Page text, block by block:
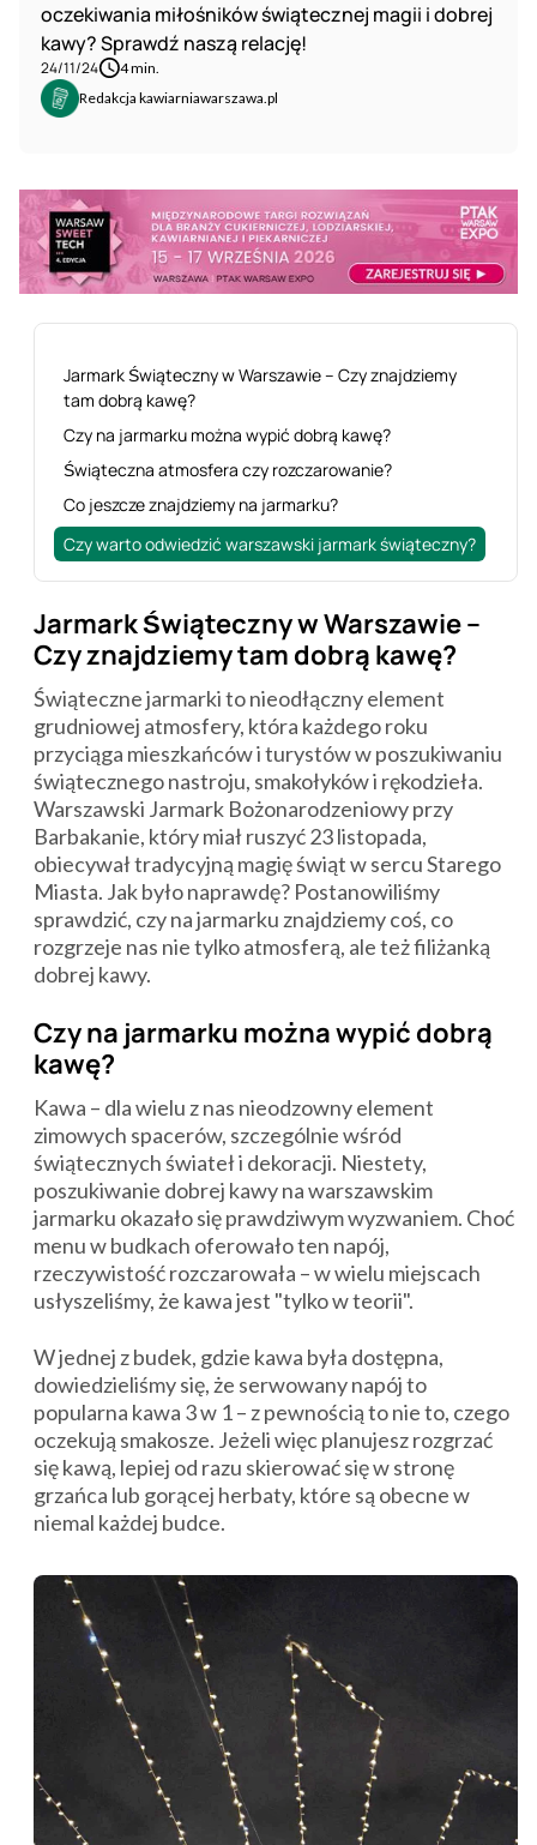
oczekiwania miłośników świątecznej magii i dobrej
kawy? Sprawdź naszą relację!
24/11/24
4 min.
Redakcja kawiarniawarszawa.pl
Jarmark Świąteczny w Warszawie – Czy znajdziemy
tam dobrą kawę?
Czy na jarmarku można wypić dobrą kawę?
Świąteczna atmosfera czy rozczarowanie?
Co jeszcze znajdziemy na jarmarku?
Czy warto odwiedzić warszawski jarmark świąteczny?
Jarmark Świąteczny w Warszawie –
Czy znajdziemy tam dobrą kawę?
Świąteczne jarmarki to nieodłączny element
grudniowej atmosfery, która każdego roku
przyciąga mieszkańców i turystów w poszukiwaniu
świątecznego nastroju, smakołyków i rękodzieła.
Warszawski Jarmark Bożonarodzeniowy przy
Barbakanie, który miał ruszyć 23 listopada,
obiecywał tradycyjną magię świąt w sercu Starego
Miasta. Jak było naprawdę? Postanowiliśmy
sprawdzić, czy na jarmarku znajdziemy coś, co
rozgrzeje nas nie tylko atmosferą, ale też filiżanką
dobrej kawy.
Czy na jarmarku można wypić dobrą
kawę?
Kawa – dla wielu z nas nieodzowny element
zimowych spacerów, szczególnie wśród
świątecznych świateł i dekoracji. Niestety,
poszukiwanie dobrej kawy na warszawskim
jarmarku okazało się prawdziwym wyzwaniem. Choć
menu w budkach oferowało ten napój,
rzeczywistość rozczarowała – w wielu miejscach
usłyszeliśmy, że kawa jest "tylko w teorii".
W jednej z budek, gdzie kawa była dostępna,
dowiedzieliśmy się, że serwowany napój to
popularna kawa 3 w 1 – z pewnością to nie to, czego
oczekują smakosze. Jeżeli więc planujesz rozgrzać
się kawą, lepiej od razu skierować się w stronę
grzańca lub gorącej herbaty, które są obecne w
niemal każdej budce.